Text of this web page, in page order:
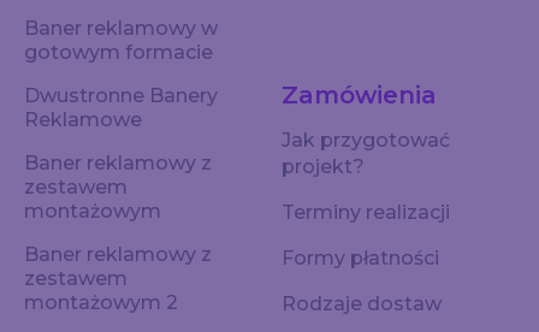
Baner reklamowy w
gotowym formacie
Dwustronne Banery
Reklamowe
Baner reklamowy z
zestawem
montażowym
Baner reklamowy z
zestawem
montażowym 2
Zamówienia
Jak przygotować
projekt?
Terminy realizacji
Formy płatności
Rodzaje dostaw